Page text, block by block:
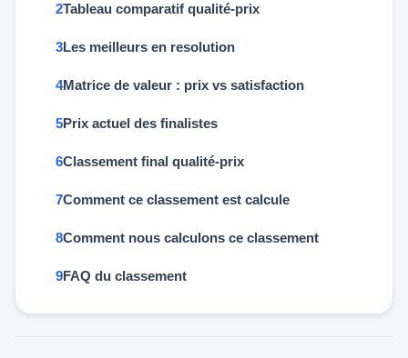
Tableau comparatif qualité-prix
Les meilleurs en resolution
Matrice de valeur : prix vs satisfaction
Prix actuel des finalistes
Classement final qualité-prix
Comment ce classement est calcule
Comment nous calculons ce classement
FAQ du classement